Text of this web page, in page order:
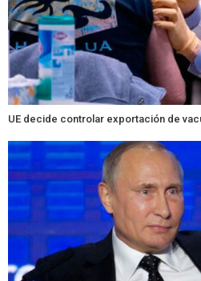
UE decide controlar exportación de